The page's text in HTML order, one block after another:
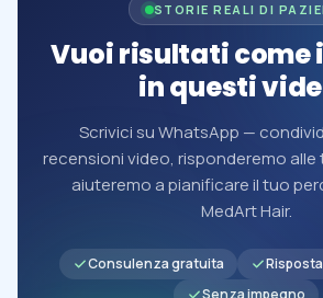
STORIE REALI DI
Vuoi risultati come
in questi
Scrivici su WhatsApp —
recensioni video, risponderemo alle
aiuteremo a pianificare il tuo
MedArt Hair.
Consulenza gratuita
Senza impegno